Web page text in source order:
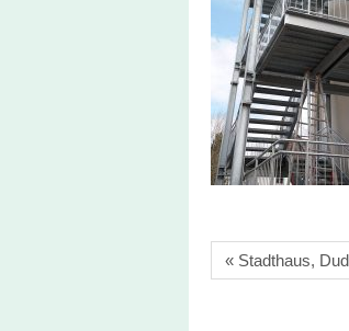
« Stadthaus,